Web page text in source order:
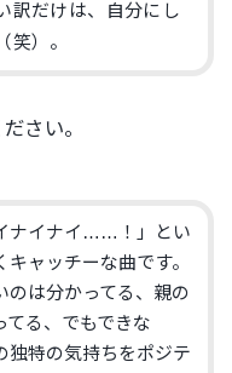
訳だけは、自分にし
笑）。
さい。
ナイナイ……！」とい
ャッチーな曲です。
のは分かってる、親の
てる、でもできな
特の気持ちをポジテ